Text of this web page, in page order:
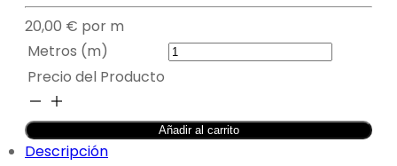
20,00 € por m
Metros (m)
Precio del Producto
TAPICERÍA
EXTERIOR
AZUL
Añadir al carrito
Descripción